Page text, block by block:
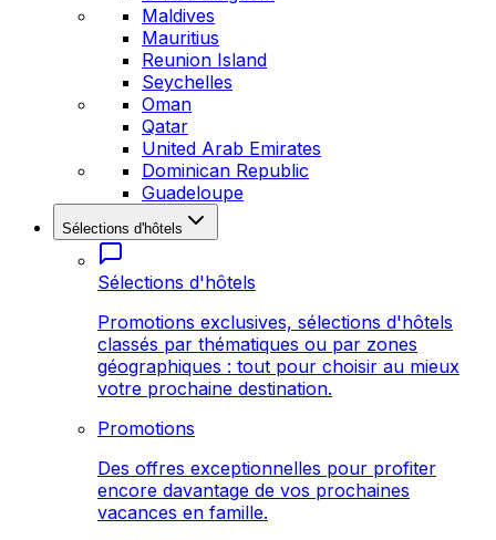
Maldives
Mauritius
Reunion Island
Seychelles
Oman
Qatar
United Arab Emirates
Dominican Republic
Guadeloupe
Sélections d'hôtels
Sélections d'hôtels
Promotions exclusives, sélections d'hôtels
classés par thématiques ou par zones
géographiques : tout pour choisir au mieux
votre prochaine destination.
Promotions
Des offres exceptionnelles pour profiter
encore davantage de vos prochaines
vacances en famille.